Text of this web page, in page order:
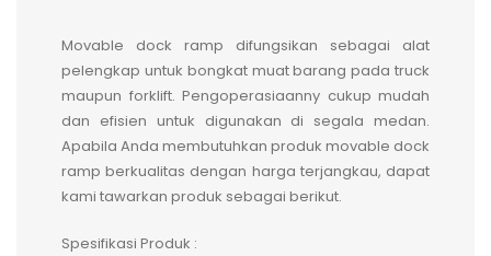
Movable dock ramp difungsikan sebagai alat
pelengkap untuk bongkat muat barang pada truck
maupun forklift. Pengoperasiaanny cukup mudah
dan efisien untuk digunakan di segala medan.
Apabila Anda membutuhkan produk movable dock
ramp berkualitas dengan harga terjangkau, dapat
kami tawarkan produk sebagai berikut.
Spesifikasi Produk :